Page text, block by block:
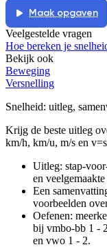
Maak opgaven
Veelgestelde vragen
Hoe bereken je
Bekijk ook
Beweging
Versnelling
Snelheid: uitleg,
Krijg de beste uitleg
km/h, km/u, m/s en
Uitleg: stap-
en
Een
voorbeelden
Oefenen:
bij vmbo-bb 1 -
en vwo 1 - 2.